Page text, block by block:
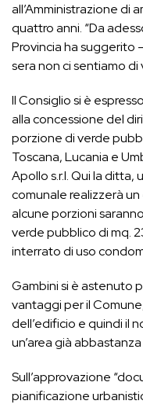
all’Amministrazione di
quattro anni. “Da
Provincia ha suggerito
sera non ci sentiamo di
Il Consiglio si è
alla concessione del
porzione di verde
Toscana, Lucania e
Apollo s.r.l. Qui la
comunale realizzerà
alcune porzioni
verde pubblico di mq.
interrato di uso
Gambini si è astenuto
vantaggi per il
dell’edificio e quindi il
un’area già
Sull’approvazione
pianificazione